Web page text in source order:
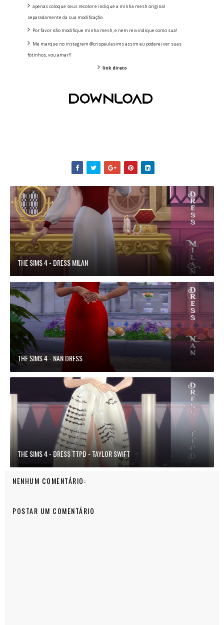
apenas coloque seus recolor e indique a minha mesh original
separadamente da sua modificação.
Por favor não modifique minha mesh, e nem reivindique como sua!
Me marque no instagram @crispaulasims assim eu poderei ver suas
fotinhos, vou amar!!
link direto
THE SIMS 4 - DRESS MILAN
THE SIMS 4 - NAN DRESS
THE SIMS 4 - DRESS TTPD - TAYLOR SWIFT
NENHUM COMENTÁRIO:
POSTAR UM COMENTÁRIO